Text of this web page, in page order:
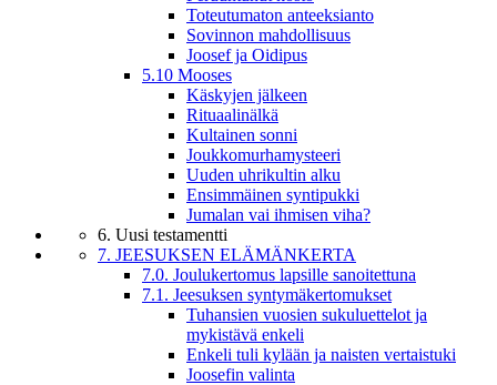
Toteutumaton anteeksianto
Sovinnon mahdollisuus
Joosef ja Oidipus
5.10 Mooses
Käskyjen jälkeen
Rituaalinälkä
Kultainen sonni
Joukkomurhamysteeri
Uuden uhrikultin alku
Ensimmäinen syntipukki
Jumalan vai ihmisen viha?
6. Uusi testamentti
7. JEESUKSEN ELÄMÄNKERTA
7.0. Joulukertomus lapsille sanoitettuna
7.1. Jeesuksen syntymäkertomukset
Tuhansien vuosien sukuluettelot ja
mykistävä enkeli
Enkeli tuli kylään ja naisten vertaistuki
Joosefin valinta